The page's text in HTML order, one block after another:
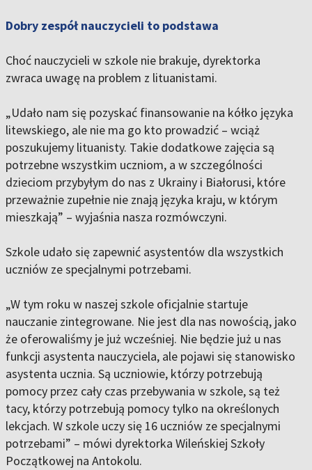
Dobry zespół nauczycieli to podstawa
Choć nauczycieli w szkole nie brakuje, dyrektorka
zwraca uwagę na problem z lituanistami.
„Udało nam się pozyskać finansowanie na kółko języka
litewskiego, ale nie ma go kto prowadzić – wciąż
poszukujemy lituanisty. Takie dodatkowe zajęcia są
potrzebne wszystkim uczniom, a w szczególności
dzieciom przybyłym do nas z Ukrainy i Białorusi, które
przeważnie zupełnie nie znają języka kraju, w którym
mieszkają” – wyjaśnia nasza rozmówczyni.
Szkole udało się zapewnić asystentów dla wszystkich
uczniów ze specjalnymi potrzebami.
„W tym roku w naszej szkole oficjalnie startuje
nauczanie zintegrowane. Nie jest dla nas nowością, jako
że oferowaliśmy je już wcześniej. Nie będzie już u nas
funkcji asystenta nauczyciela, ale pojawi się stanowisko
asystenta ucznia. Są uczniowie, którzy potrzebują
pomocy przez cały czas przebywania w szkole, są też
tacy, którzy potrzebują pomocy tylko na określonych
lekcjach. W szkole uczy się 16 uczniów ze specjalnymi
potrzebami” – mówi dyrektorka Wileńskiej Szkoły
Początkowej na Antokolu.